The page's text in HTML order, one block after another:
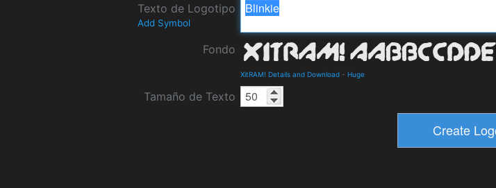
Texto de Logotipo
Add Symbol
Fondo
XitRAM! Details and Download - Huge
Tamaño de Texto